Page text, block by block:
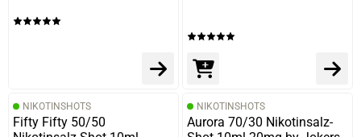
verifizierter Onlinekauf.
Wie immer gwohnt gleiche Qualität u. Geschmack
19.12.2025 — via
Trustedshops.de
Serhii L.
NIKOTINSHOTS
Fifty Fifty 50/50
NIKOTINSHOTS
Aurora 70/30 Nikotinsalz-